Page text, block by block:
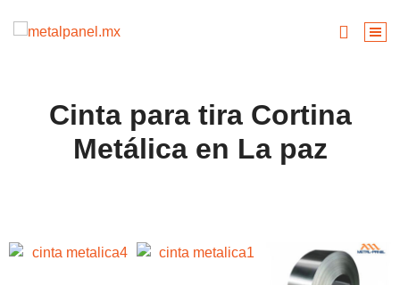
Cinta para tira Cortina
Metálica en La paz